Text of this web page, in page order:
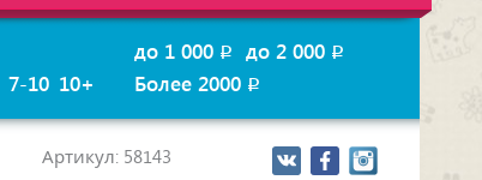
7-10 10+
до 1 000 p до 2 000 p
Более 2000 p
Артикул: 58143